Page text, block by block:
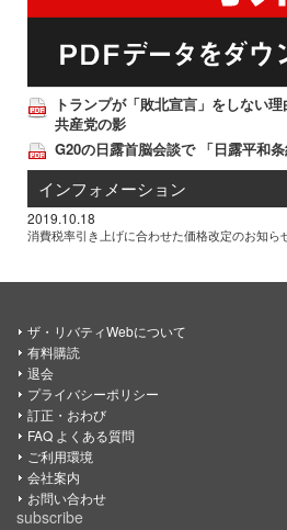
トランプが「敗北宣言」をしない
共産党の影
G20の日露首脳会談で 「日露平和
インフォメーション
2019.10.18
消費税率引き上げに合わせた価格改定のお知ら
ザ・リバティWebについて
有料購読
退会
プライバシーポリシー
訂正・おわび
FAQ よくある質問
ご利用環境
会社案内
お問い合わせ
subscribe